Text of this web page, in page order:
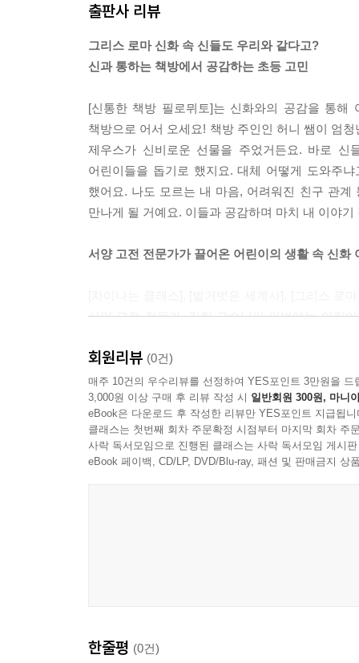
출판사 리뷰
그리스 로마 신화 속 신들도 우리와 같다고?
신과 통하는 책방에서 공감하는 초등 고민
[신통한 책방 필로뮈토]는 신화와의 공감을 통해
책방으로 어서 오세요! 책방 주인인 허니 쌤이 엄
제우스가 신비로운 선물을 주었거든요. 바로
어린이들을 돕기로 했지요. 대체 어떻게 도와주
했어요. 나도 모르는 내 마음, 어려워진 친구 관
만나게 될 거예요. 이들과 공감하며 마치 내 이야
서양 고전 전문가가 끌어온 어린이의 생활 속 신화
서양 고전 전문가, 김헌 교수님이 이번에는 어린
관계적인 문제로 확장해 신화와 함께 생각하고 고
자아정체성을 찾는 과정에서 신의 왕으로 우뚝
거예요. 한창 외모에 대해 신경을 많이 쓰는 아
가까운 사람들과의 관계에서 더 나아가, 세계의
이를테면, 전쟁을 마치고 기나긴 모험을 떠나게
있어요. 신화는 인문학의 뿌리라고 볼 수 있거든
회원리뷰 (0건)
매주 10건의 우수리뷰를 선정하여 YES포인트 3만원을 드
3,000원 이상 구매 후 리뷰 작성 시 일반회원 300원, 마니
eBook은 다운로드 후 작성한 리뷰만 YES포인트 지급됩니
클래스는 첫번째 회차 주문확정 시점부터 마지막 회차 주
사락 독서모임으로 진행된 클래스는 사락 독서모임 게시
eBook 페이백, CD/LP, DVD/Blu-ray, 패션 및 판매금지 상
한줄평 (0건)